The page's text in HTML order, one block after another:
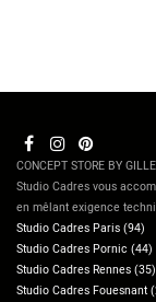
CONCEPT STORE BY
Studio Cadres vous
en mêlant exigence
Studio Cadres Paris (94)
Studio Cadres Pornic (44)
Studio Cadres Rennes (35)
Studio Cadres Fouesnant